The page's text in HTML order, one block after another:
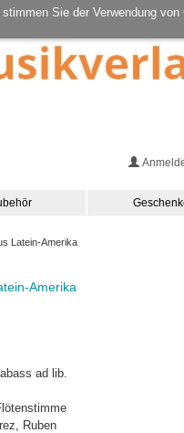
Sie der Verwendung von
Latein-Amerika
Amerika
ad lib.
Ruben